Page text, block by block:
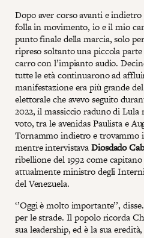
Dopo aver corso avanti e
folla in movimento, io e il mio
punto finale della marcia, solo
ripreso soltanto una piccola
carro con l’impianto audio.
tutte le età continuarono ad
manifestazione era più grande
elettorale che avevo seguito
2022, il massiccio raduno di
voto, tra le avenidas Paulista e
Tornammo indietro e trovammo
mentre intervistavaDiosdado
ribellione del 1992 come capitano
attualmente ministro degli
del Venezuela.
‘’Oggi è molto importante’’,
per le strade. Il popolo ricorda
sua leadership, ed è la sua